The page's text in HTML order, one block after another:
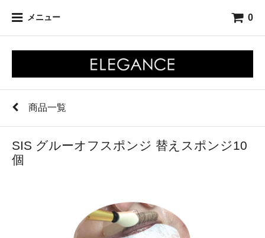
メニュー 0
商品一覧
SIS グルーオフスポンジ 替えスポンジ10
個